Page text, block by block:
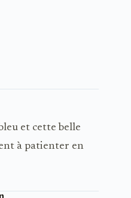
et cette belle
à patienter en